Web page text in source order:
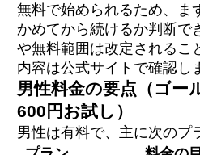
無料で始められるため、ま
かめてから続けるか判断で
や無料範囲は改定されるこ
内容は公式サイトで確認し
男性料金の要点（ゴー
600円お試し）
男性は有料で、主に次のプ